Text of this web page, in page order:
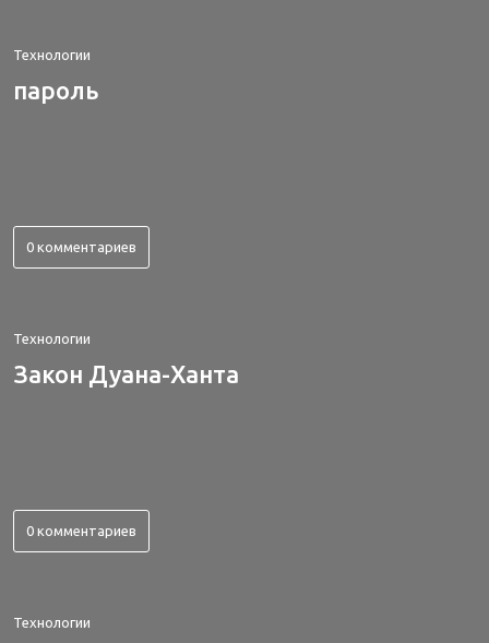
Технологии
пароль
0 комментариев
Технологии
Закон Дуана-Ханта
0 комментариев
Технологии